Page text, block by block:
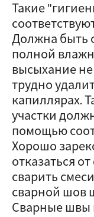
Такие
Должна быть
полной
высыхание
трудно
капиллярах.
участки
помощью
Хорошо
отказаться
сварить
сварной шов
Сварные швы